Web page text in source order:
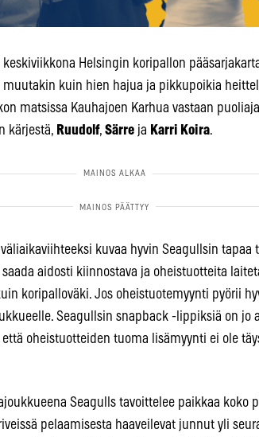
Helsingin koripallon
kuin hien hajua ja pikkupoikia
matsissa Kauhajoen Karhua vastaan
kärjestä, Ruudolf, Särre ja Karri Koira.
kuvaa hyvin Seagullsin tapaa
aidosti kiinnostava ja oheistuotteita
koripalloväki. Jos oheistuotemyynti pyörii
Seagullsin snapback -lippiksiä on jo
oheistuotteiden tuoma lisämyynti ei ole
Seagulls tavoittelee paikkaa koko
pelaamisesta haaveilevat junnut yli